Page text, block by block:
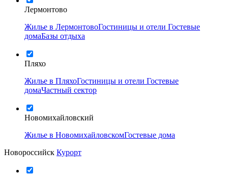
Лермонтово
Жилье в ЛермонтовоГостиницы и отели Гостевые
домаБазы отдыха
Пляхо
Жилье в ПляхоГостиницы и отели Гостевые
домаЧастный сектор
Новомихайловский
Жилье в НовомихайловскомГостевые дома
Новороссийск Курорт